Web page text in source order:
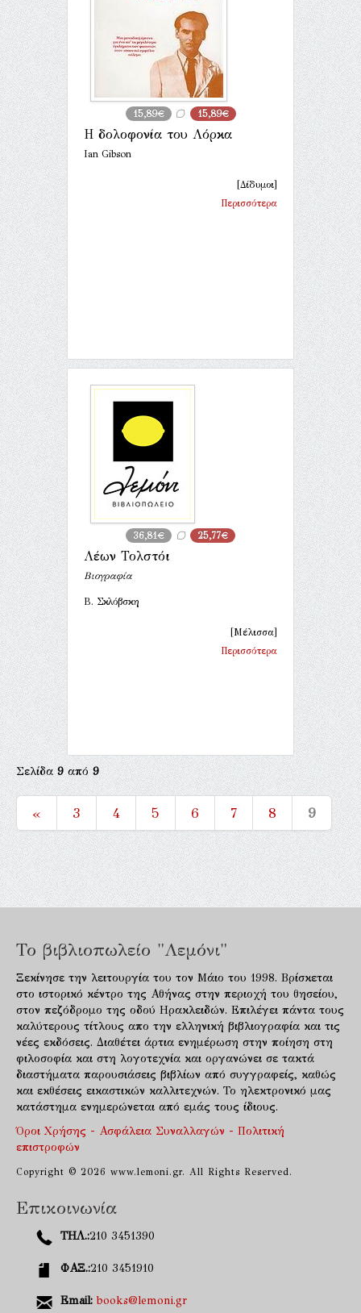
15,89€ 15,89€
Η δολοφονία του Λόρκα
Ian Gibson
[Δίδυμοι]
Περισσότερα
36,81€ 25,77€
Λέων Τολστόι
Βιογραφία
Β. Σκλόβσκη
[Μέλισσα]
Περισσότερα
Σελίδα9από9
« 3 4 5 6 7 8 9
Το βιβλιοπωλείο "Λεμόνι"
Ξεκίνησε την λειτουργία του τον Μάιο του 1998. Βρίσκεται
στο ιστορικό κέντρο της Αθήνας στην περιοχή του θησείου,
στον πεζόδρομο της οδού Ηρακλειδών. Επιλέγει πάντα τους
καλύτερους τίτλους απο την ελληνική βιβλιογραφία και τις
νέες εκδόσεις. Διαθέτει άρτια ενημέρωση στην ποίηση στη
φιλοσοφία και στη λογοτεχνία και οργανώνει σε τακτά
διαστήματα παρουσιάσεις βιβλίων από συγγραφείς, καθώς
και εκθέσεις εικαστικών καλλιτεχνών. Το ηλεκτρονικό μας
κατάστημα ενημερώνεται από εμάς τους ίδιους.
Όροι Χρήσης - Ασφάλεια Συναλλαγών - Πολιτική
επιστροφών
Copyright © 2026 www.lemoni.gr. All Rights Reserved.
Επικοινωνία
ΤΗΛ.:210 3451390
ΦΑΞ.:210 3451910
Email: books@lemoni.gr